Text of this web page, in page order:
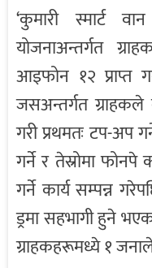
‘कुमारी स्मार्ट
योजनाअन्तर्गत
आइफोन १२ प्राप्त
जसअन्तर्गत ग्राहकले
गरी प्रथमतः टप-अप
गर्ने र तेस्रोमा
गर्ने कार्य सम्पन्न
ड्रमा सहभागी हुने
ग्राहकहरूमध्ये १